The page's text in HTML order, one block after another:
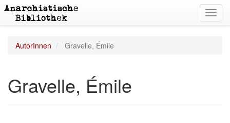
AutorInnen Gravelle, Émile
Gravelle, Émile